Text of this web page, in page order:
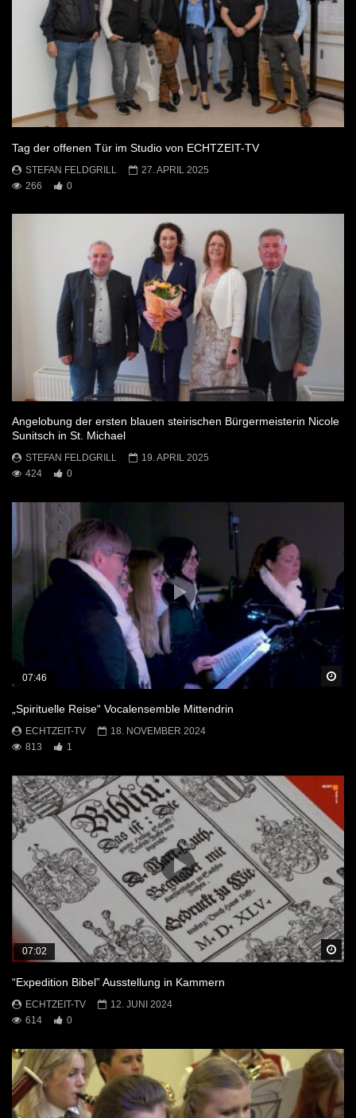
Tag der offenen Tür im Studio von ECHTZEIT-TV
STEFAN FELDGRILL
27. APRIL 2025
266
0
Angelobung der ersten blauen steirischen Bürgermeisterin Nicole
Sunitsch in St. Michael
STEFAN FELDGRILL
19. APRIL 2025
424
0
07:46
„Spirituelle Reise“ Vocalensemble Mittendrin
ECHTZEIT-TV
18. NOVEMBER 2024
813
1
07:02
“Expedition Bibel” Ausstellung in Kammern
ECHTZEIT-TV
12. JUNI 2024
614
0